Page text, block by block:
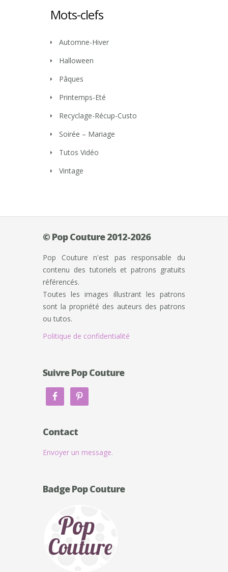
Mots-clefs
Automne-Hiver
Halloween
Pâques
Printemps-Eté
Recyclage-Récup-Custo
Soirée – Mariage
Tutos Vidéo
Vintage
© Pop Couture 2012-2026
Pop Couture n'est pas responsable du
contenu des tutoriels et patrons gratuits
référencés.
Toutes les images illustrant les patrons
sont la propriété des auteurs des patrons
ou tutos.
Politique de confidentialité
Suivre Pop Couture
Contact
Envoyer un message.
Badge Pop Couture